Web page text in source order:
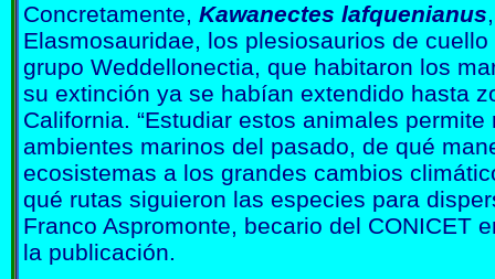
Concretamente, Kawanectes lafquenianus
Elasmosauridae, los plesiosaurios de
grupo Weddellonectia, que habitaron los
su extinción ya se habían extendido hasta
California. “Estudiar estos animales
ambientes marinos del pasado, de qué
ecosistemas a los grandes cambios
qué rutas siguieron las especies para
Franco Aspromonte, becario del CONICET
la publicación.